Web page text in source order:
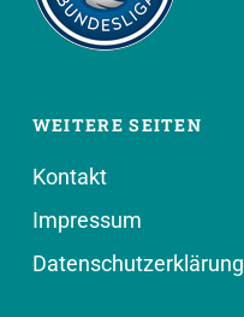
WEITERE SEITEN
Kontakt
Impressum
Datenschutzerklärung